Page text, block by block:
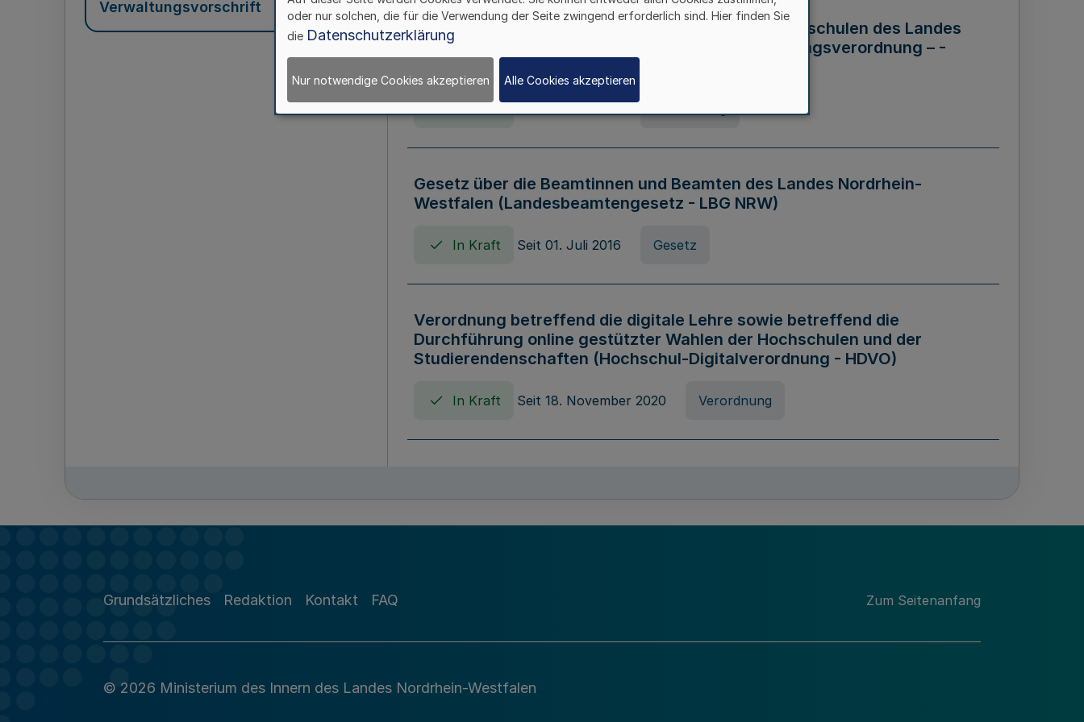
Verwaltungsvorschrift
Verordnung über die Wirtschaftsführung der Hochschulen des Landes
Nordrhein-Westfalen (Hochschulwirtschaftsführungsverordnung – -
Gesetz über die Beamtinnen und Beamten des Landes Nordrhein-
Westfalen (Landesbeamtengesetz - LBG NRW)
In Kraft Seit 01. Juli 2016 Gesetz
Verordnung betreffend die digitale Lehre sowie betreffend die
Durchführung online gestützter Wahlen der Hochschulen und der
Studierendenschaften (Hochschul-Digitalverordnung - HDVO)
In Kraft Seit 18. November 2020 Verordnung
(Hochschulabgabenverordnung - HAbg-VO)
Gesetz über die Kunsthochschulen des Landes Nordrhein-Westfalen
Grundsätzliches Redaktion Kontakt FAQ Zum Seitenanfang
© 2026 Ministerium des Innern des Landes Nordrhein-Westfalen
oder nur solchen, die für die Verwendung der Seite zwingend erforderlich sind. Hier finden Sie
die Datenschutzerklärung
Nur notwendige Cookies akzeptieren Alle Cookies akzeptieren